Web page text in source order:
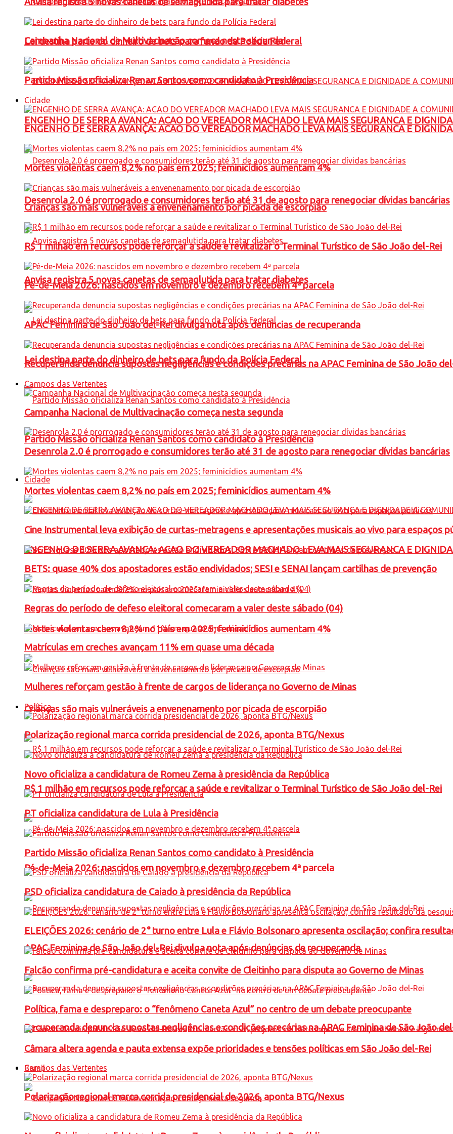
Campanha Nacional de Multivacinação começa nesta segunda
ENGENHO DE SERRA AVANÇA: ACAO DO VEREADOR MACHADO LEVA MAIS SEGURANCA E
Desenrola 2.0 é prorrogado e consumidores terão até 31 de agosto para renegociar dívidas bancárias
Anvisa registra 5 novas canetas de semaglutida para tratar diabetes
Lei destina parte do dinheiro de bets para fundo da Polícia Federal
Partido Missão oficializa Renan Santos como candidato à Presidência
Cidade
ENGENHO DE SERRA AVANÇA: ACAO DO VEREADOR MACHADO LEVA MAIS SEGURANCA E
Mortes violentas caem 8,2% no país em 2025; feminicídios aumentam 4%
Crianças são mais vulneráveis a envenenamento por picada de escorpião
R$ 1 milhão em recursos pode reforçar a saúde e revitalizar o Terminal Turístico de São João del-Rei
Pé-de-Meia 2026: nascidos em novembro e dezembro recebem 4ª parcela
APAC Feminina de São João del-Rei divulga nota após denúncias de recuperanda
Recuperanda denuncia supostas negligências e condições precárias na APAC Feminina de São João
Campos das Vertentes
Lei destina parte do dinheiro de bets para fundo da Polícia Federal
Partido Missão oficializa Renan Santos como candidato à Presidência
Cidade
ENGENHO DE SERRA AVANÇA: ACAO DO VEREADOR MACHADO LEVA MAIS SEGURANCA E
Mortes violentas caem 8,2% no país em 2025; feminicídios aumentam 4%
Crianças são mais vulneráveis a envenenamento por picada de escorpião
R$ 1 milhão em recursos pode reforçar a saúde e revitalizar o Terminal Turístico de São João del-Rei
Pé-de-Meia 2026: nascidos em novembro e dezembro recebem 4ª parcela
APAC Feminina de São João del-Rei divulga nota após denúncias de recuperanda
Recuperanda denuncia supostas negligências e condições precárias na APAC Feminina de São João
Campos das Vertentes
Campanha Nacional de Multivacinação começa nesta segunda
Desenrola 2.0 é prorrogado e consumidores terão até 31 de agosto para renegociar dívidas bancárias
Mortes violentas caem 8,2% no país em 2025; feminicídios aumentam 4%
Cine Instrumental leva exibição de curtas-metragens e apresentações musicais ao vivo para espaços
BETS: quase 40% dos apostadores estão endividados; SESI e SENAI lançam cartilhas de prevenção
Regras do período de defeso eleitoral comecaram a valer deste sábado (04)
Matrículas em creches avançam 11% em quase uma década
Mulheres reforçam gestão à frente de cargos de liderança no Governo de Minas
Política
Polarização regional marca corrida presidencial de 2026, aponta BTG/Nexus
Novo oficializa a candidatura de Romeu Zema à presidência da República
PT oficializa candidatura de Lula à Presidência
Partido Missão oficializa Renan Santos como candidato à Presidência
PSD oficializa candidatura de Caiado à presidência da República
ELEIÇÕES 2026: cenário de 2° turno entre Lula e Flávio Bolsonaro apresenta oscilação; confira
Falcão confirma pré-candidatura e aceita convite de Cleitinho para disputa ao Governo de Minas
Política, fama e despreparo: o “fenômeno Caneta Azul” no centro de um debate preocupante
Câmara altera agenda e pauta extensa expõe prioridades e tensões políticas em São João del-Rei
Brasil
Polarização regional marca corrida presidencial de 2026, aponta BTG/Nexus